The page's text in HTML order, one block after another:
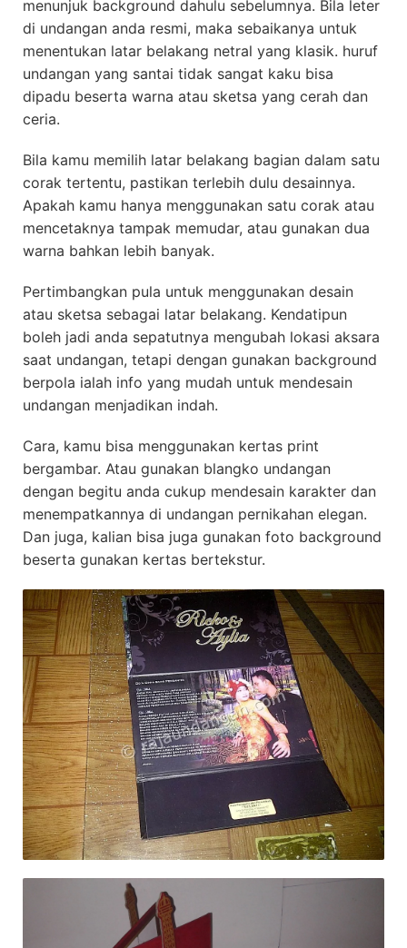
menunjuk background dahulu sebelumnya. Bila leter
di undangan anda resmi, maka sebaikanya untuk
menentukan latar belakang netral yang klasik. huruf
undangan yang santai tidak sangat kaku bisa
dipadu beserta warna atau sketsa yang cerah dan
ceria.
Bila kamu memilih latar belakang bagian dalam satu
corak tertentu, pastikan terlebih dulu desainnya.
Apakah kamu hanya menggunakan satu corak atau
mencetaknya tampak memudar, atau gunakan dua
warna bahkan lebih banyak.
Pertimbangkan pula untuk menggunakan desain
atau sketsa sebagai latar belakang. Kendatipun
boleh jadi anda sepatutnya mengubah lokasi aksara
saat undangan, tetapi dengan gunakan background
berpola ialah info yang mudah untuk mendesain
undangan menjadikan indah.
Cara, kamu bisa menggunakan kertas print
bergambar. Atau gunakan blangko undangan
dengan begitu anda cukup mendesain karakter dan
menempatkannya di undangan pernikahan elegan.
Dan juga, kalian bisa juga gunakan foto background
beserta gunakan kertas bertekstur.